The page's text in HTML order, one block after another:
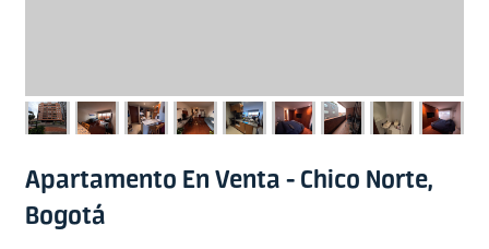
Apartamento En Venta - Chico Norte,
Bogotá